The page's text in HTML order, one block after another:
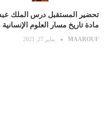
تحضير المستقبل درس الملك
مادة تاريخ مسار العلوم
MAAROUF يناير 27, 2021